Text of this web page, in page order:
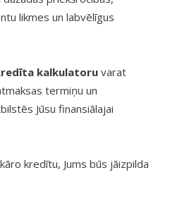
likmes un labvēlīgus
kalkulatoru varat
termiņu un
Jūsu finansiālajai
kredītu, Jums būs jāizpilda